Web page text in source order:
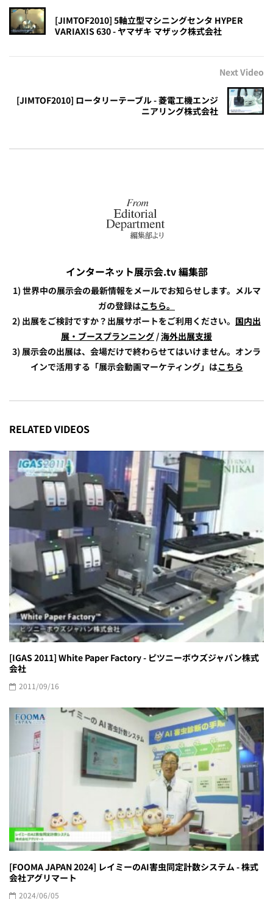
[JIMTOF2010] 5軸立型マシニングセンタ HYPER
VARIAXIS 630 - ヤマザキ マザック株式会社
Next Video
[JIMTOF2010] ロータリーテーブル - 菱電工機エンジ
ニアリング株式会社
インターネット展示会.tv 編集部
1) 世界中の展示会の最新情報をメールでお知らせします。メルマ
ガの登録はこちら。
2) 出展をご検討ですか？出展サポートをご利用ください。 国内出
展・ブースプランニング /海外出展支援
3) 展示会の出展は、会場だけで終わらせてはいけません。オンラ
インで活用する「展示会動画マーケティング」はこちら
RELATED VIDEOS
[IGAS 2011] White Paper Factory - ピツニーボウズジャパン株式
会社
2011/09/16
[FOOMA JAPAN 2024] レイミーのAI害虫同定計数システム - 株式
会社アグリマート
2024/06/05